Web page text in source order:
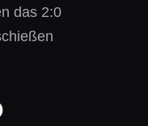
das 2:0